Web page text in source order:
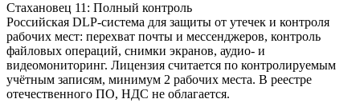
Стахановец 11: Полный контроль
Российская DLP-система для защиты от утечек и контроля
рабочих мест: перехват почты и мессенджеров, контроль
файловых операций, снимки экранов, аудио- и
видеомониторинг. Лицензия считается по контролируемым
учётным записям, минимум 2 рабочих места. В реестре
отечественного ПО, НДС не облагается.